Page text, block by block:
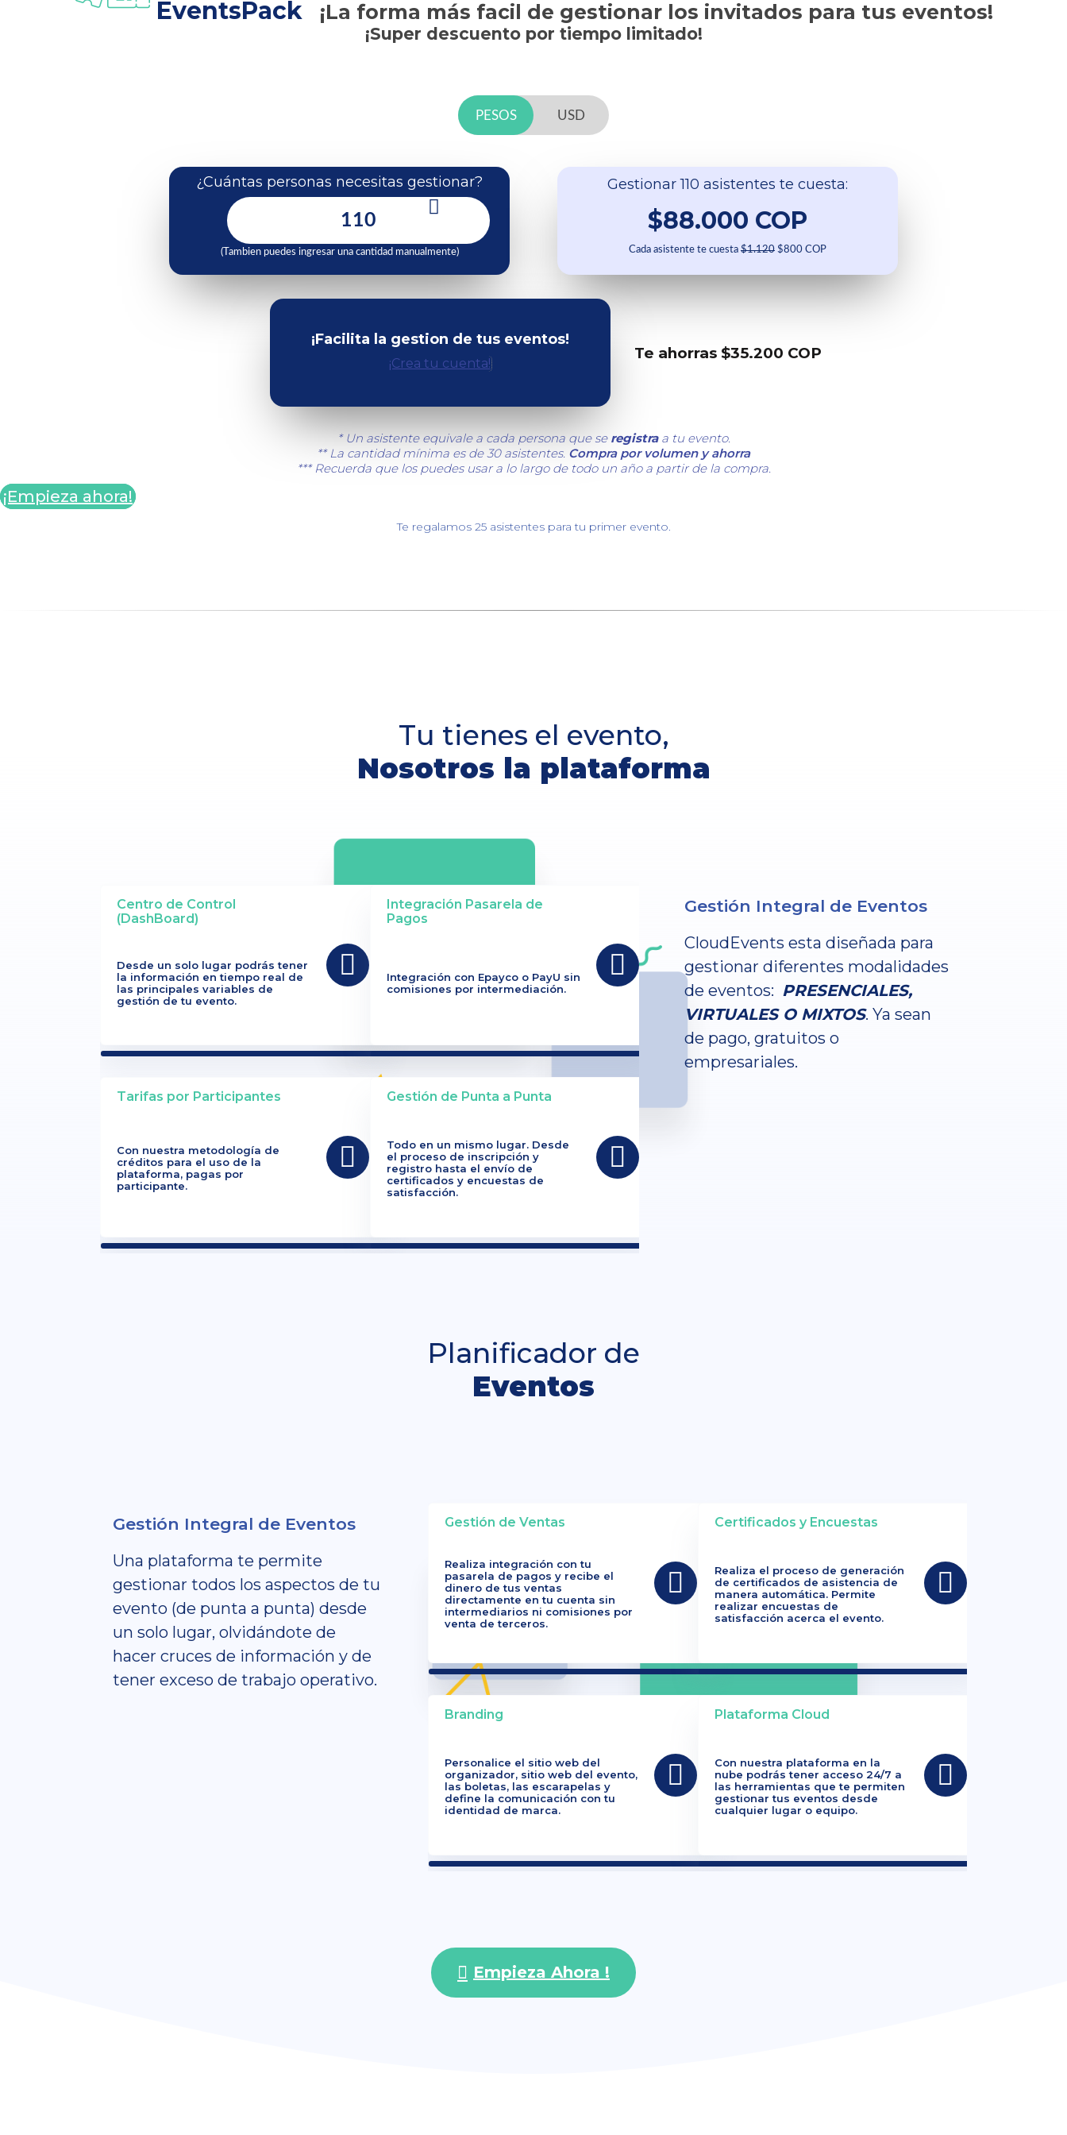
EventsPack ¡La forma más facil de gestionar los invitados para tus eventos!
¡Super descuento por tiempo limitado!
PESOS USD
¿Cuántas personas necesitas gestionar?
(Tambien puedes ingresar una cantidad manualmente)
Gestionar 110 asistentes te cuesta:
$88.000 COP
Cada asistente te cuesta $1.120 $800 COP
¡Facilita la gestion de tus eventos!
¡Crea tu cuenta!
Te ahorras $35.200 COP
* Un asistente equivale a cada persona que se registraa tu evento.
** La cantidad mínima es de 30 asistentes. Compra por volumen y ahorra
*** Recuerda que los puedes usar a lo largo de todo un año a partir de la compra.
¡Empieza ahora!
Te regalamos 25 asistentes para tu primer evento.
Tu tienes el evento,
Nosotros la plataforma
Centro de Control
(DashBoard)
Desde un solo lugar podrás tener
la información en tiempo real de
las principales variables de
gestión de tu evento.
Integración Pasarela de
Pagos
Integración con Epayco o PayU sin
comisiones por intermediación.
Tarifas por Participantes
Con nuestra metodología de
créditos para el uso de la
plataforma, pagas por
participante.
Gestión de Punta a Punta
Todo en un mismo lugar. Desde
el proceso de inscripción y
registro hasta el envío de
certificados y encuestas de
satisfacción.
Gestión Integral de Eventos
CloudEvents esta diseñada para
gestionar diferentes modalidades
de eventos: PRESENCIALES,
VIRTUALES O MIXTOS. Ya sean
de pago, gratuitos o
empresariales.
Planificador de
Eventos
Gestión de Ventas
Realiza integración con tu
pasarela de pagos y recibe el
dinero de tus ventas
directamente en tu cuenta sin
intermediarios ni comisiones por
venta de terceros.
Certificados y Encuestas
Realiza el proceso de generación
de certificados de asistencia de
manera automática. Permite
realizar encuestas de
satisfacción acerca el evento.
Branding
Personalice el sitio web del
organizador, sitio web del evento,
las boletas, las escarapelas y
define la comunicación con tu
identidad de marca.
Plataforma Cloud
Con nuestra plataforma en la
nube podrás tener acceso 24/7 a
las herramientas que te permiten
gestionar tus eventos desde
cualquier lugar o equipo.
Gestión Integral de Eventos
Una plataforma te permite
gestionar todos los aspectos de tu
evento (de punta a punta) desde
un solo lugar, olvidándote de
hacer cruces de información y de
tener exceso de trabajo operativo.
Empieza Ahora !